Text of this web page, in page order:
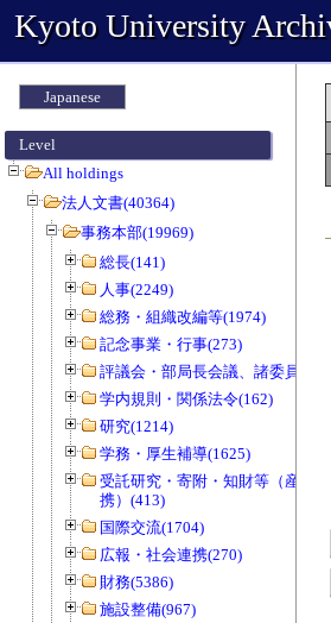
Kyoto University
Japanese
Level
All holdings
法人文書(40364)
事務本部(19969)
総長(141)
人事(2249)
総務・組織改編等(1974)
記念事業・行事(273)
評議会・部局長会議、諸委員会等
学内規則・関係法令(162)
研究(1214)
学務・厚生補導(1625)
受託研究・寄附・知財等（産官学
携）(413)
国際交流(1704)
広報・社会連携(270)
財務(5386)
施設整備(967)